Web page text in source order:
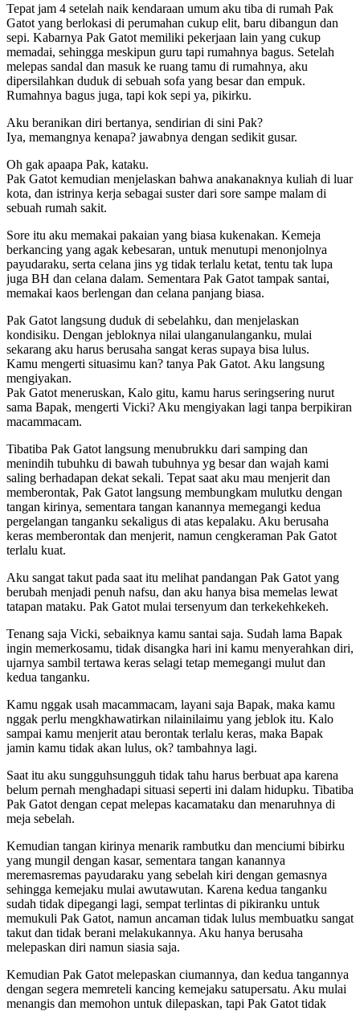
Tepat jam 4 setelah naik kendaraan umum aku tiba di rumah Pak
Gatot yang berlokasi di perumahan cukup elit, baru dibangun dan
sepi. Kabarnya Pak Gatot memiliki pekerjaan lain yang cukup
memadai, sehingga meskipun guru tapi rumahnya bagus. Setelah
melepas sandal dan masuk ke ruang tamu di rumahnya, aku
dipersilahkan duduk di sebuah sofa yang besar dan empuk.
Rumahnya bagus juga, tapi kok sepi ya, pikirku.
Aku beranikan diri bertanya, sendirian di sini Pak?
Iya, memangnya kenapa? jawabnya dengan sedikit gusar.
Oh gak apaapa Pak, kataku.
Pak Gatot kemudian menjelaskan bahwa anakanaknya kuliah di luar
kota, dan istrinya kerja sebagai suster dari sore sampe malam di
sebuah rumah sakit.
Sore itu aku memakai pakaian yang biasa kukenakan. Kemeja
berkancing yang agak kebesaran, untuk menutupi menonjolnya
payudaraku, serta celana jins yg tidak terlalu ketat, tentu tak lupa
juga BH dan celana dalam. Sementara Pak Gatot tampak santai,
memakai kaos berlengan dan celana panjang biasa.
Pak Gatot langsung duduk di sebelahku, dan menjelaskan
kondisiku. Dengan jebloknya nilai ulanganulanganku, mulai
sekarang aku harus berusaha sangat keras supaya bisa lulus.
Kamu mengerti situasimu kan? tanya Pak Gatot. Aku langsung
mengiyakan.
Pak Gatot meneruskan, Kalo gitu, kamu harus seringsering nurut
sama Bapak, mengerti Vicki? Aku mengiyakan lagi tanpa berpikiran
macammacam.
Tibatiba Pak Gatot langsung menubrukku dari samping dan
menindih tubuhku di bawah tubuhnya yg besar dan wajah kami
saling berhadapan dekat sekali. Tepat saat aku mau menjerit dan
memberontak, Pak Gatot langsung membungkam mulutku dengan
tangan kirinya, sementara tangan kanannya memegangi kedua
pergelangan tanganku sekaligus di atas kepalaku. Aku berusaha
keras memberontak dan menjerit, namun cengkeraman Pak Gatot
terlalu kuat.
Aku sangat takut pada saat itu melihat pandangan Pak Gatot yang
berubah menjadi penuh nafsu, dan aku hanya bisa memelas lewat
tatapan mataku. Pak Gatot mulai tersenyum dan terkekehkekeh.
Tenang saja Vicki, sebaiknya kamu santai saja. Sudah lama Bapak
ingin memerkosamu, tidak disangka hari ini kamu menyerahkan diri,
ujarnya sambil tertawa keras selagi tetap memegangi mulut dan
kedua tanganku.
Kamu nggak usah macammacam, layani saja Bapak, maka kamu
nggak perlu mengkhawatirkan nilainilaimu yang jeblok itu. Kalo
sampai kamu menjerit atau berontak terlalu keras, maka Bapak
jamin kamu tidak akan lulus, ok? tambahnya lagi.
Saat itu aku sungguhsungguh tidak tahu harus berbuat apa karena
belum pernah menghadapi situasi seperti ini dalam hidupku. Tibatiba
Pak Gatot dengan cepat melepas kacamataku dan menaruhnya di
meja sebelah.
Kemudian tangan kirinya menarik rambutku dan menciumi bibirku
yang mungil dengan kasar, sementara tangan kanannya
meremasremas payudaraku yang sebelah kiri dengan gemasnya
sehingga kemejaku mulai awutawutan. Karena kedua tanganku
sudah tidak dipegangi lagi, sempat terlintas di pikiranku untuk
memukuli Pak Gatot, namun ancaman tidak lulus membuatku sangat
takut dan tidak berani melakukannya. Aku hanya berusaha
melepaskan diri namun siasia saja.
Kemudian Pak Gatot melepaskan ciumannya, dan kedua tangannya
dengan segera memreteli kancing kemejaku satupersatu. Aku mulai
menangis dan memohon untuk dilepaskan, tapi Pak Gatot tidak